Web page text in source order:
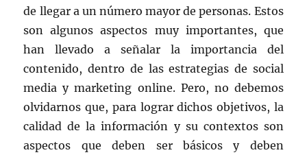
de llegar a un número mayor de personas. Estos
son algunos aspectos muy importantes, que
han llevado a señalar la importancia del
contenido, dentro de las estrategias de social
media y marketing online. Pero, no debemos
olvidarnos que, para lograr dichos objetivos, la
calidad de la información y su contextos son
aspectos que deben ser básicos y deben